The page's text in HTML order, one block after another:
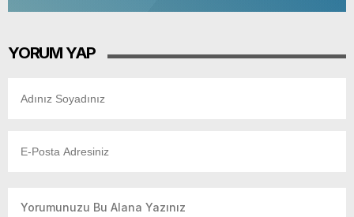
YORUM YAP